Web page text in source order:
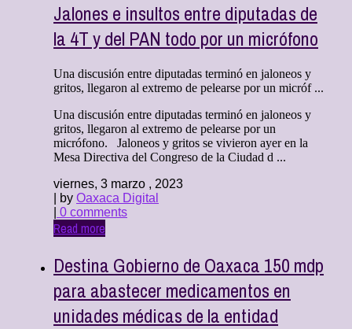
Jalones e insultos entre diputadas de
la 4T y del PAN todo por un micrófono
Una discusión entre diputadas terminó en jaloneos y
gritos, llegaron al extremo de pelearse por un micróf ...
Una discusión entre diputadas terminó en jaloneos y
gritos, llegaron al extremo de pelearse por un
micrófono. Jaloneos y gritos se vivieron ayer en la
Mesa Directiva del Congreso de la Ciudad d ...
viernes, 3 marzo , 2023
| by Oaxaca Digital
0 comments
Read more
Destina Gobierno de Oaxaca 150 mdp
para abastecer medicamentos en
unidades médicas de la entidad